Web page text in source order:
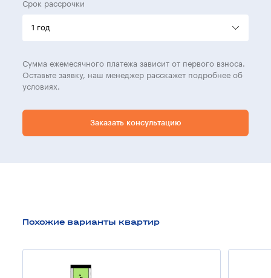
Срок рассрочки
Сумма ежемесячного платежа зависит от первого взноса.
Оставьте заявку, наш менеджер расскажет подробнее об
условиях.
Заказать консультацию
Похожие варианты квартир